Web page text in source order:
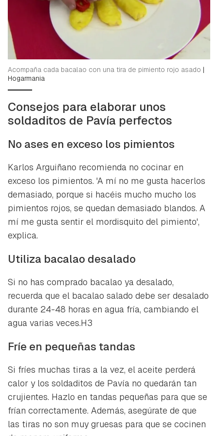
Acompaña cada bacalao con una tira de pimiento rojo asado |
Hogarmania
Consejos para elaborar unos
soldaditos de Pavía perfectos
No ases en exceso los pimientos
Karlos Arguiñano recomienda no cocinar en
exceso los pimientos. 'A mí no me gusta hacerlos
demasiado, porque si hacéis mucho mucho los
pimientos rojos, se quedan demasiado blandos. A
mí me gusta sentir el mordisquito del pimiento',
explica.
Utiliza bacalao desalado
Si no has comprado bacalao ya desalado,
recuerda que el bacalao salado debe ser desalado
durante 24-48 horas en agua fría, cambiando el
agua varias veces.H3
Fríe en pequeñas tandas
Si fríes muchas tiras a la vez, el aceite perderá
calor y los soldaditos de Pavía no quedarán tan
crujientes. Hazlo en tandas pequeñas para que se
frían correctamente. Además, asegúrate de que
las tiras no son muy gruesas para que se cocinen